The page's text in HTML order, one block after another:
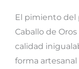
El pimiento del
Caballo de
calidad
forma